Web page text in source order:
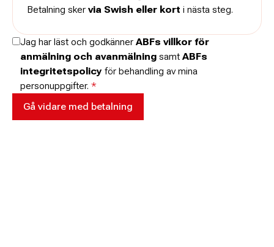
Betalning sker via Swish eller kort i nästa steg.
Jag har läst och godkänner ABFs villkor för
anmälning och avanmälning samt ABFs
integritetspolicy för behandling av mina
personuppgifter. *